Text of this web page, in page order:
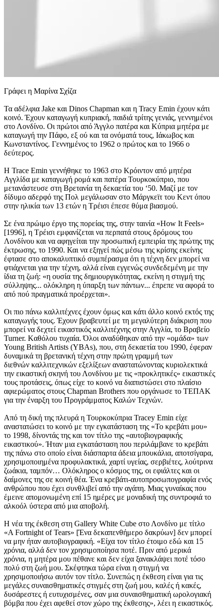
Γράφει η Μαρίνα Σχίζα
Τα αδέλφια Jake και Dinos Chapman και η Tracy Emin έχουν κάτι
κοινό. Έχουν καταγωγή κυπριακή, παιδιά τρίτης γενιάς, γεννημένοι
στο Λονδίνο. Οι πρώτοι από Άγγλο πατέρα και Κύπρια μητέρα με
καταγωγή την Πάφο, εξ ού και τα ονόματά τους, Ιάκωβος και
Κωνσταντίνος. Γεννημένος το 1962 ο πρώτος και το 1966 ο
δεύτερος.
H Trace Emin γεννήθηκε το 1963 στο Κρόιντον από μητέρα
Αγγλίδα με καταγωγή ρομά και πατέρα Τουρκοκύπριο, που
μετανάστευσε στη Βρετανία τη δεκαετία του ‘50. Μαζί με τον
δίδυμο αδερφό της Πολ μεγάλωσαν στο Μάργκεϊτ του Κεντ όπου
στην ηλικία των 13 ετών η Τρέισι έπεσε θύμα βιασμού.
Σε ένα πρώιμο έργο της πορείας της, στην ταινία «How It Feels»
[1996], η Τρέισι εμφανίζεται να περπατά στους δρόμους του
Λονδίνου και να αφηγείται την προσωπική εμπειρία της πρώτης της
έκτρωσης, το 1990. Και να εξηγεί πώς μέσω της κρίσης εκείνης
έφτασε στο αποκαλυπτικό συμπέρασμα ότι η τέχνη δεν μπορεί να
φτιάχνεται για την τέχνη, αλλά είναι εγγενώς συνδεδεμένη με την
ίδια τη ζωή: «η ουσία της δημιουργικότητας, εκείνη η στιγμή της
σύλληψης... ολόκληρη η ύπαρξη των πάντων... έπρεπε να αφορά το
από πού πραγματικά προέρχεται».
Οι πιο πάνω καλλιτέχνες έχουν όμως και κάτι άλλο κοινό εκτός της
καταγωγής τους. Έχουν βραβευτεί με τη μεγαλύτερη διάκριση που
μπορεί να δεχτεί εικαστικός καλλιτέχνης στην Αγγλία, το Βραβείο
Turner. Kαθόλου τυχαία. Όλοι αναδύθηκαν από την «ομάδα» των
Young British Artists (YBAs), που, στη δεκαετία του 1990, έφεραν
δυναμικά τη βρετανική τέχνη στην πρώτη γραμμή των
διεθνών καλλιτεχνικών εξελίξεων αναστατώνοντας κυριολεκτικά
την εικαστική σκηνή του Λονδίνου με τις «προκλητικές» εικαστικές
τους προτάσεις, όπως είχε το κοινό να διαπιστώσει στο πλαίσιο
αφιερώματος στους Chapman Brothers που οργάνωσε το ΤΕΠΑΚ
για την έναρξη του Προγράμματος Καλών Τεχνών.
Από τη δική της πλευρά η Τουρκοκύπρια Tracey Emin είχε
αναστατώσει το κοινό με την εγκατάσταση της «Το κρεβάτι μου»
το 1998, δίνοντάς της και τον τίτλο της «αυτοβιογραφικής
εικαστικού». Ήταν μια εγκατάσταση που περιλάμβανε το κρεβάτι
της πάνω στο οποίο είναι διάσπαρτα άδεια μπουκάλια, αποτσίγαρα,
χρησιμοποιημένα προφυλακτικά, χαρτί υγείας, σερβιέτες, λούτρινα
ζωάκια, ταμπόν… Ολόκληρος ο κόσμος της, οι εφιάλτες και οι
δαίμονες της σε κοινή θέα. Ένα κρεβάτι-αυτοπροσωπογραφία ενός
ανθρώπου που έχει συνθλιβεί από την αγάπη. Μιας γυναίκας που
έμεινε απομονωμένη επί 15 ημέρες με μοναδική της συντροφιά το
αλκοόλ ύστερα από μια αποβολή.
Η νέα της έκθεση στη Gallery White Cube στο Λονδίνο με τίτλο
«A Fortnight of Tears» [Ένα δεκαπενθήμερο δακρύων] δεν μπορεί
να μην ήταν αυτοβιογραφική. «Είχα τον τίτλο έτοιμο εδώ και 15
χρόνια, αλλά δεν τον χρησιμοποίησα ποτέ. Πριν από μερικά
χρόνια, η μητέρα μου πέθανε και δεν είχα ξανακλάψει ποτέ τόσο
πολύ στη ζωή μου. Σκέφτηκα τώρα είναι η στιγμή να
χρησιμοποιήσω αυτόν τον τίτλο. Συνεπώς η έκθεση είναι για τις
μεγάλες συναισθηματικές στιγμές στη ζωή μου, καλές ή κακές,
δυσάρεστες ή ευτυχισμένες, σαν μια συναισθηματική ωρολογιακή
βόμβα που έχει αφεθεί στον χώρο της έκθεσης», λέει η εικαστικός.